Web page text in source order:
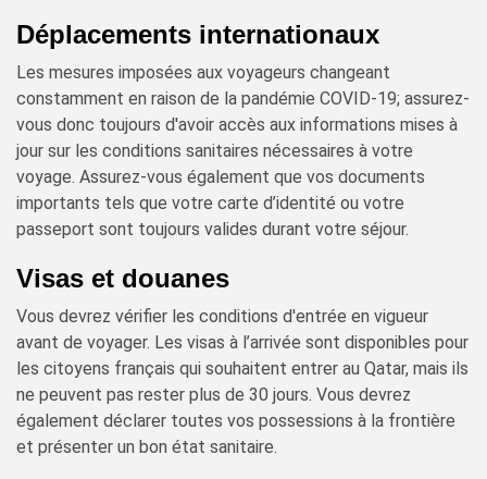
Déplacements internationaux
Les mesures imposées aux voyageurs changeant
constamment en raison de la pandémie COVID-19; assurez-
vous donc toujours d'avoir accès aux informations mises à
jour sur les conditions sanitaires nécessaires à votre
voyage. Assurez-vous également que vos documents
importants tels que votre carte d’identité ou votre
passeport sont toujours valides durant votre séjour.
Visas et douanes
Vous devrez vérifier les conditions d'entrée en vigueur
avant de voyager. Les visas à l’arrivée sont disponibles pour
les citoyens français qui souhaitent entrer au Qatar, mais ils
ne peuvent pas rester plus de 30 jours. Vous devrez
également déclarer toutes vos possessions à la frontière
et présenter un bon état sanitaire.